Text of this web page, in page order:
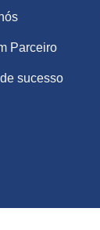
Parceiro
sucesso